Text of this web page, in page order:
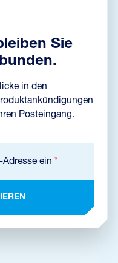
Sie
in den
Posteingang.
ein *